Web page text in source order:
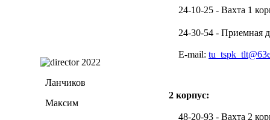
Ланчиков
Максим
24-10-25 - Вахта 1
24-30-54 - Приемная
E-mail:
2 корпус:
48-20-93 - Вахта 2